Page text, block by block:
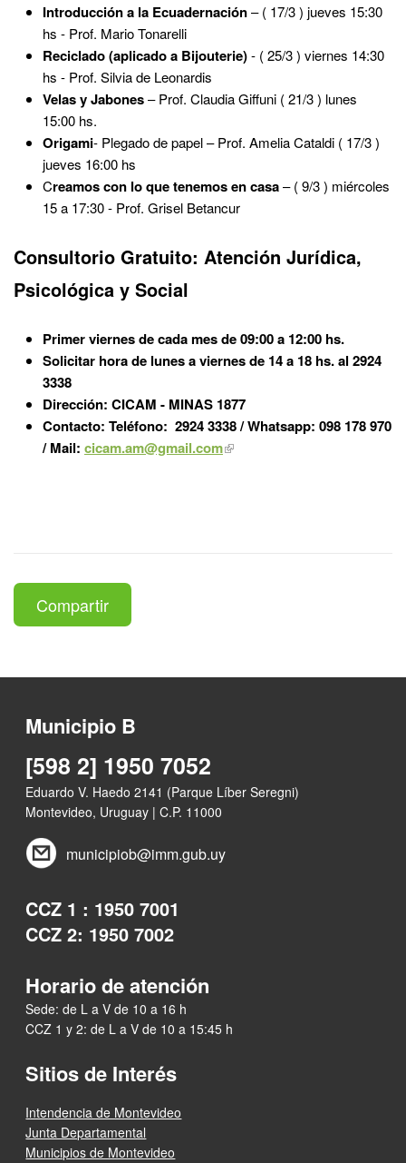
Introducción a la Ecuadernación– ( 17/3 ) jueves 15:30
hs - Prof. Mario Tonarelli
Reciclado (aplicado a Bijouterie)- ( 25/3 ) viernes 14:30
hs - Prof. Silvia de Leonardis
Velas y Jabones– Prof. Claudia Giffuni ( 21/3 ) lunes
15:00 hs.
Origami- Plegado de papel – Prof. Amelia Cataldi ( 17/3 )
jueves 16:00 hs
Creamos con lo que tenemos en casa– ( 9/3 ) miércoles
15 a 17:30 - Prof. Grisel Betancur
Consultorio Gratuito: Atención Jurídica,
Psicológica y Social
Primer viernes de cada mes de 09:00 a 12:00 hs.
Solicitar hora de lunes a viernes de 14 a 18 hs. al 2924
3338
Dirección: CICAM - MINAS 1877
Contacto: Teléfono: 2924 3338 / Whatsapp: 098 178 970
/ Mail: cicam.am@gmail.com
Compartir
Municipio B
[598 2] 1950 7052
Eduardo V. Haedo 2141 (Parque Líber Seregni)
Montevideo, Uruguay | C.P. 11000
municipiob@imm.gub.uy
CCZ 1 : 1950 7001
CCZ 2: 1950 7002
Horario de atención
Sede: de L a V de 10 a 16 h
CCZ 1 y 2: de L a V de 10 a 15:45 h
Sitios de Interés
Intendencia de Montevideo
Junta Departamental
Municipios de Montevideo